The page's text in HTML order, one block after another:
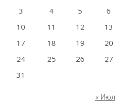
3
4 5 6
10
11 12 13
17
18 19 20
24
25 26 27
31
« Июл